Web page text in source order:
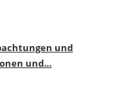
und
und…